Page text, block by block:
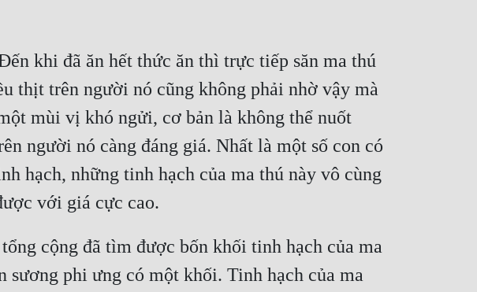
khi đã ăn hết thức ăn thì trực tiếp săn ma thú
thịt trên người nó cũng không phải nhờ vậy mà
mùi vị khó ngửi, cơ bản là không thể nuốt
người nó càng đáng giá. Nhất là một số con có
hạch, những tinh hạch của ma thú này vô cùng
với giá cực cao.
cộng đã tìm được bốn khối tinh hạch của ma
sương phi ưng có một khối. Tinh hạch của ma